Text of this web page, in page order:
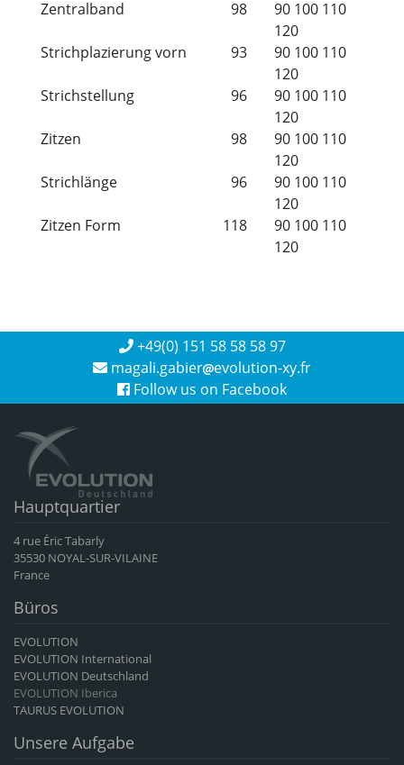
Zentralband
98 90 100 110
120
Strichplazierung vorn
93 90 100 110
120
Strichstellung
96 90 100 110
120
Zitzen
98 90 100 110
120
Strichlänge
96 90 100 110
120
Zitzen Form
118 90 100 110
120
+49(0) 151 58 58 58 97
magali.gabier evolution-xy.fr
Follow us on Facebook
Hauptquartier
4 rue Éric Tabarly
35530 NOYAL-SUR-VILAINE
France
Büros
EVOLUTION
EVOLUTION International
EVOLUTION Deutschland
EVOLUTION Iberica
TAURUS EVOLUTION
Unsere Aufgabe